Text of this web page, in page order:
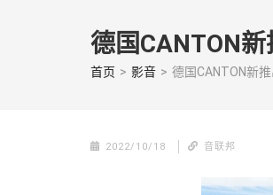
德国CANTON
首页 > 影音 > 德国CANTON新
2022/10/18 音联邦